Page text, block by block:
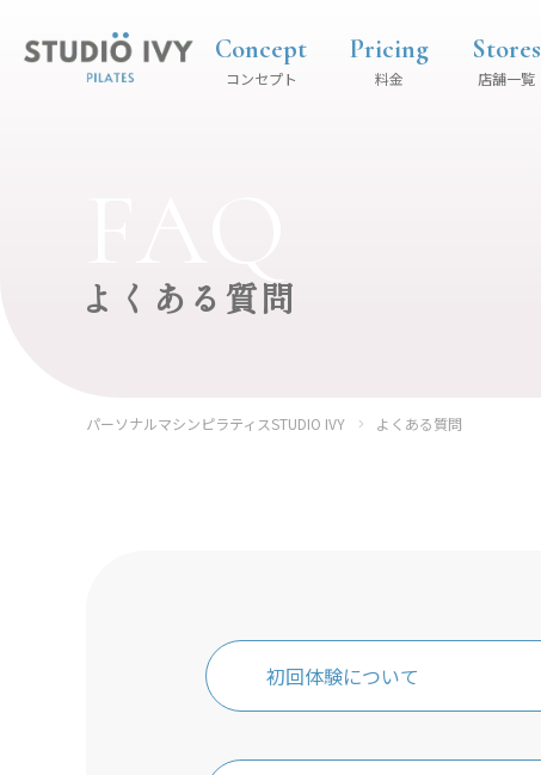
Concept
コンセプト
Pricing
料金
Stores
店舗一覧
よくある質問
パーソナルマシンピラティスSTUDIO IVY よくある質問
初回体験について